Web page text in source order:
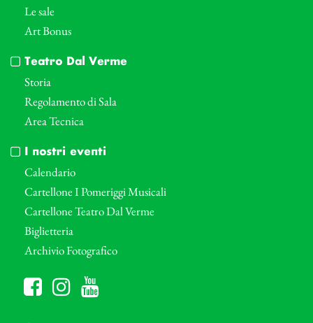
Le sale
Art Bonus
Teatro Dal Verme
Storia
Regolamento di Sala
Area Tecnica
I nostri eventi
Calendario
Cartellone I Pomeriggi Musicali
Cartellone Teatro Dal Verme
Biglietteria
Archivio Fotografico